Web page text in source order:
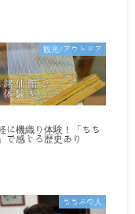
観光/アウトドア
に機織り体験！「ちち
で感じる歴史あり
ちちぶの人